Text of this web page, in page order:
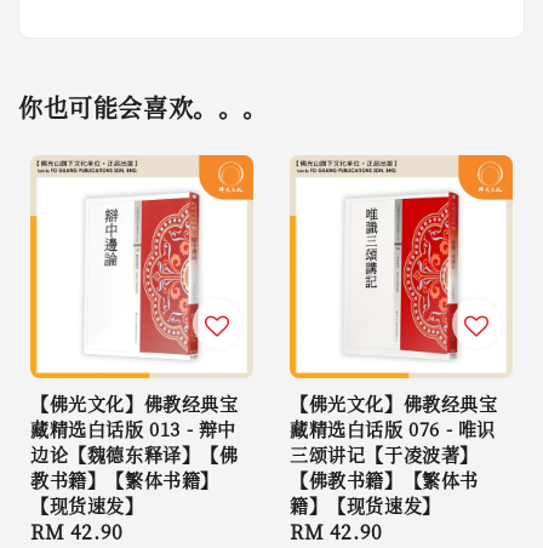
你也可能会喜欢。。。
【佛光文化】佛教经典宝
藏精选白话版 013 - 辩中
边论【魏德东释译】【佛
教书籍】【繁体书籍】
【现货速发】
Regular
RM 42.90
【佛光文化】佛教经典宝
藏精选白话版 076 - 唯识
三颂讲记【于凌波著】
【佛教书籍】【繁体书
籍】【现货速发】
Regular
RM 42.90